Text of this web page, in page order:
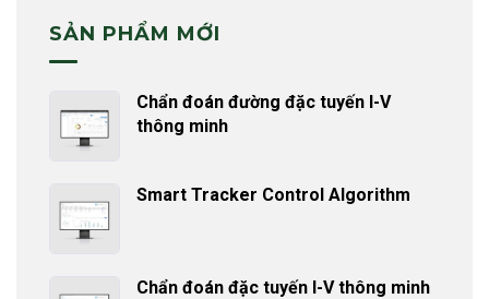
SẢN PHẨM MỚI
Chẩn đoán đường đặc tuyến I-V
thông minh
Smart Tracker Control Algorithm
Chẩn đoán đặc tuyến I-V thông minh